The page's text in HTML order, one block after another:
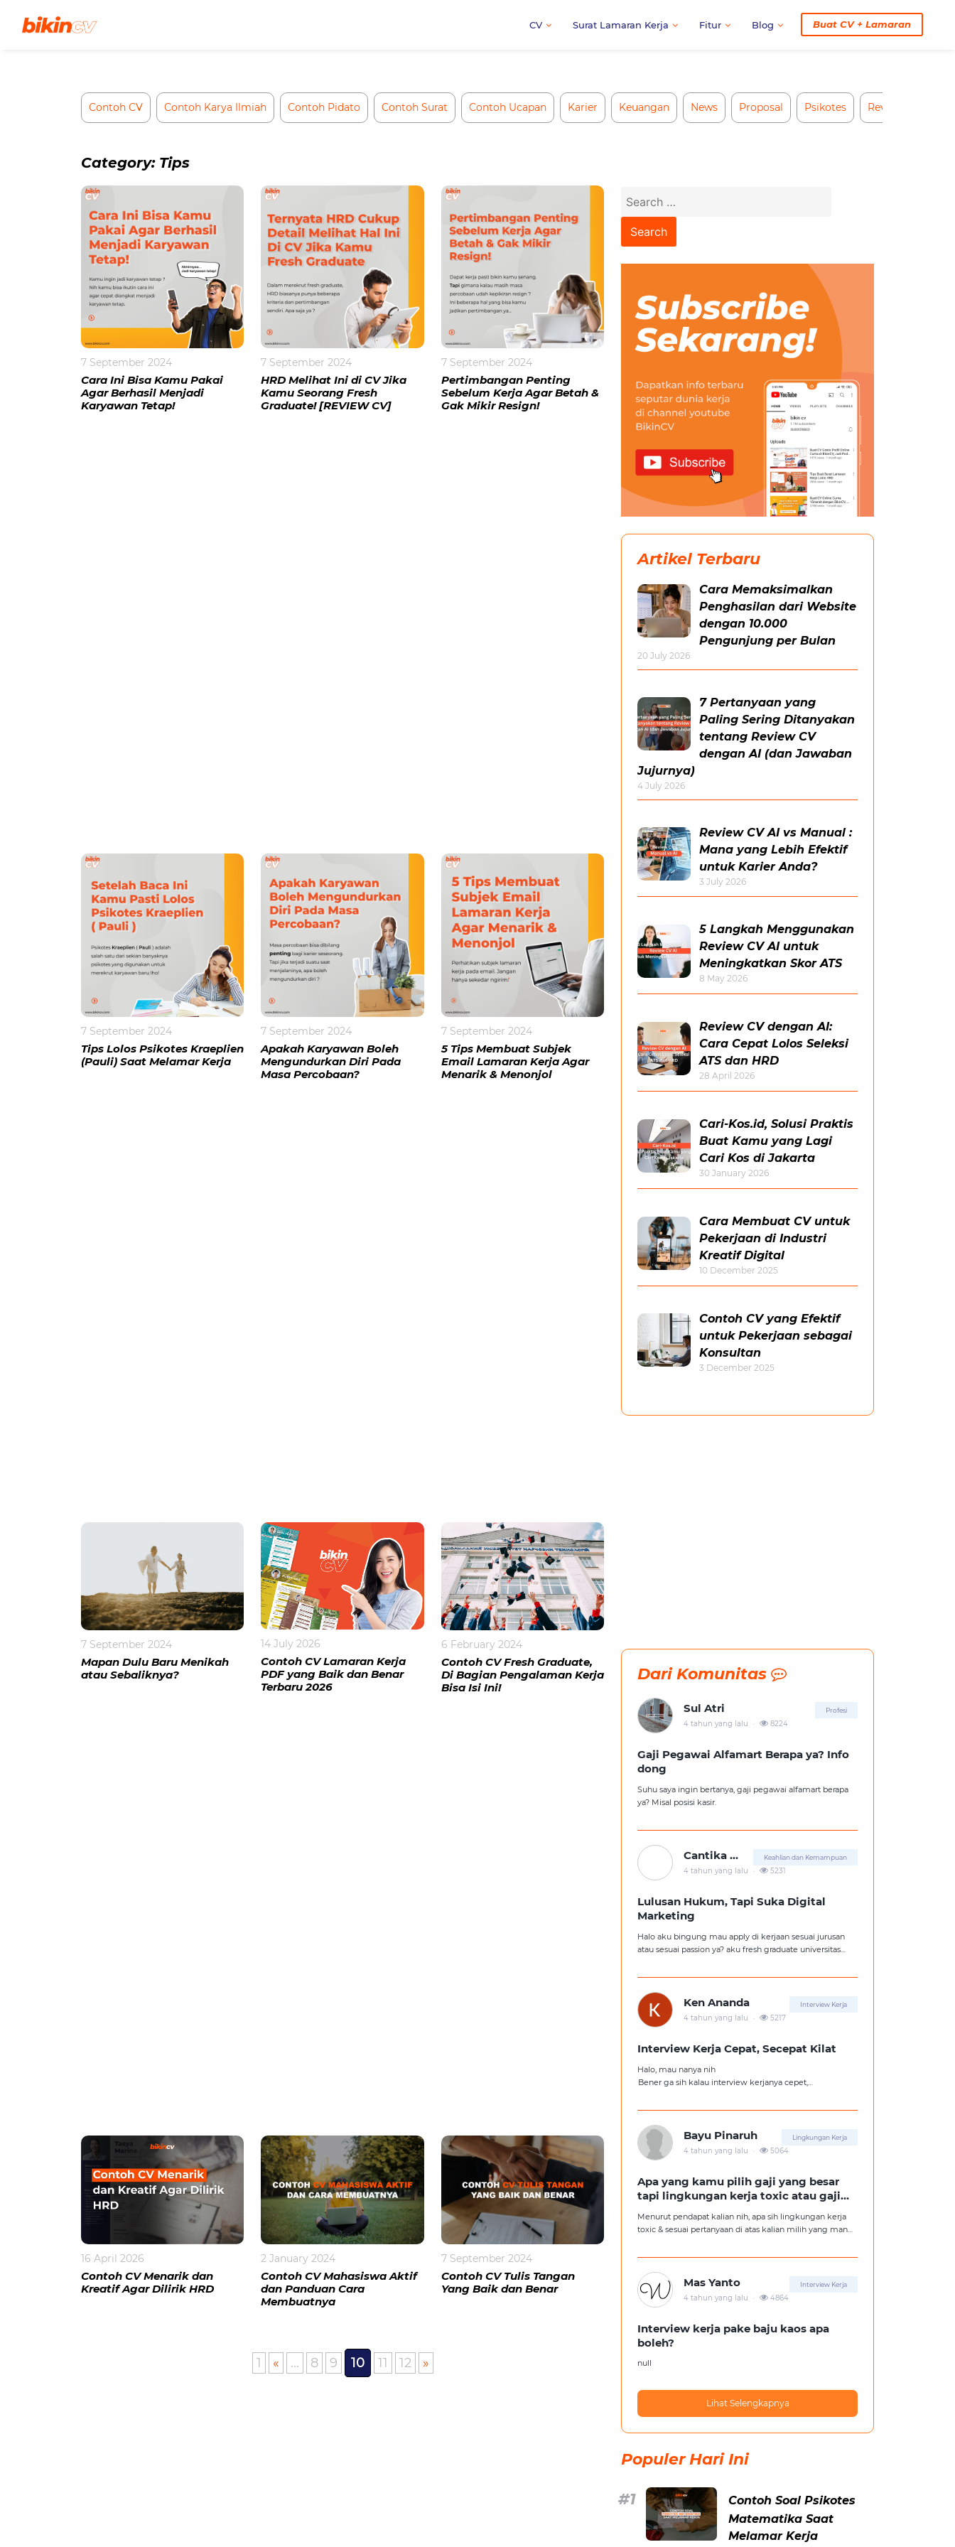
CV Surat Lamaran Kerja Fitur Blog Buat CV + Lamaran
Contoh CV Contoh Karya Ilmiah Contoh Pidato Contoh Surat Contoh Ucapan Karier Keuangan News Proposal Psikotes Review CV AI
Category: Tips
7 September 2024
Cara Ini Bisa Kamu Pakai
Agar Berhasil Menjadi
Karyawan Tetap!
7 September 2024
HRD Melihat Ini di CV Jika
Kamu Seorang Fresh
Graduate! [REVIEW CV]
7 September 2024
Pertimbangan Penting
Sebelum Kerja Agar Betah &
Gak Mikir Resign!
7 September 2024
Tips Lolos Psikotes Kraeplien
(Pauli) Saat Melamar Kerja
7 September 2024
Apakah Karyawan Boleh
Mengundurkan Diri Pada
Masa Percobaan?
7 September 2024
5 Tips Membuat Subjek
Email Lamaran Kerja Agar
Menarik & Menonjol
7 September 2024
Mapan Dulu Baru Menikah
atau Sebaliknya?
14 July 2026
Contoh CV Lamaran Kerja
PDF yang Baik dan Benar
Terbaru 2026
6 February 2024
Contoh CV Fresh Graduate,
Di Bagian Pengalaman Kerja
Bisa Isi Ini!
16 April 2026
Contoh CV Menarik dan
Kreatif Agar Dilirik HRD
2 January 2024
Contoh CV Mahasiswa Aktif
dan Panduan Cara
Membuatnya
7 September 2024
Contoh CV Tulis Tangan
Yang Baik dan Benar
1 « ... 8 9 10 11 12 »
Artikel Terbaru
Cara Memaksimalkan
Penghasilan dari Website
dengan 10.000
Pengunjung per Bulan
20 July 2026
7 Pertanyaan yang
Paling Sering Ditanyakan
tentang Review CV
dengan AI (dan Jawaban
Jujurnya)
4 July 2026
Review CV AI vs Manual :
Mana yang Lebih Efektif
untuk Karier Anda?
3 July 2026
5 Langkah Menggunakan
Review CV AI untuk
Meningkatkan Skor ATS
8 May 2026
Review CV dengan AI:
Cara Cepat Lolos Seleksi
ATS dan HRD
28 April 2026
Cari-Kos.id, Solusi Praktis
Buat Kamu yang Lagi
Cari Kos di Jakarta
30 January 2026
Cara Membuat CV untuk
Pekerjaan di Industri
Kreatif Digital
10 December 2025
Contoh CV yang Efektif
untuk Pekerjaan sebagai
Konsultan
3 December 2025
Dari Komunitas
Sul Atri Profesi
4 tahun yang lalu . 8224
Gaji Pegawai Alfamart Berapa ya? Info
dong
Suhu saya ingin bertanya, gaji pegawai alfamart berapa
ya? Misal posisi kasir.
Cantika Putri Keahlian dan Kemampuan
4 tahun yang lalu . 5231
Lulusan Hukum, Tapi Suka Digital
Marketing
Halo aku bingung mau apply di kerjaan sesuai jurusan
atau sesuai passion ya? aku fresh graduate universitas
marketing. Ortuku tentu kasi saran biar aku ambil
Ken Ananda Interview Kerja
4 tahun yang lalu . 5217
Interview Kerja Cepat, Secepat Kilat
Halo, mau nanya nih
Bener ga sih kalau interview kerjanya cepet,
Tolong pencerahannya dong kakak-kakak semua,
Bayu Pinaruh Lingkungan Kerja
4 tahun yang lalu . 5064
Apa yang kamu pilih gaji yang besar
tapi lingkungan kerja toxic atau gaji
nyaman
Menurut pendapat kalian nih, apa sih lingkungan kerja
toxic & sesuai pertanyaan di atas kalian milih yang mana
Mas Yanto Interview Kerja
4 tahun yang lalu . 4864
Interview kerja pake baju kaos apa
boleh?
null
Lihat Selengkapnya
Populer Hari Ini
Contoh Soal Psikotes
Matematika Saat
Melamar Kerja